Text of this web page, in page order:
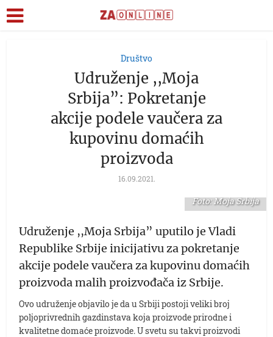
Društvo
Udruženje ,,Moja
Srbija”: Pokretanje
akcije podele vaučera za
kupovinu domaćih
proizvoda
16.09.2021.
Foto: Moja Srbija
Udruženje ,,Moja Srbija” uputilo je Vladi
Republike Srbije inicijativu za pokretanje
akcije podele vaučera za kupovinu domaćih
proizvoda malih proizvođača iz Srbije.
Ovo udruženje objavilo je da u Srbiji postoji veliki broj
poljoprivrednih gazdinstava koja proizvode prirodne i
kvalitetne domaće proizvode. U svetu su takvi proizvodi